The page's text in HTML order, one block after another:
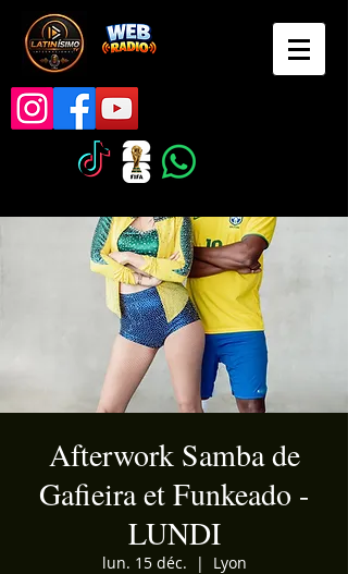
Afterwork Samba de
Gafieira et Funkeado -
LUNDI
lun. 15 déc.
  |
Lyon